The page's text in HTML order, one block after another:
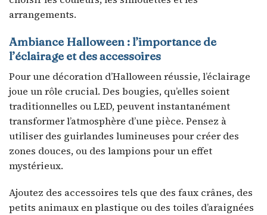
arrangements.
Ambiance Halloween : l’importance de
l’éclairage et des accessoires
Pour une décoration d’Halloween réussie, l’éclairage
joue un rôle crucial. Des bougies, qu’elles soient
traditionnelles ou LED, peuvent instantanément
transformer l’atmosphère d’une pièce. Pensez à
utiliser des guirlandes lumineuses pour créer des
zones douces, ou des lampions pour un effet
mystérieux.
Ajoutez des accessoires tels que des faux crânes, des
petits animaux en plastique ou des toiles d’araignées